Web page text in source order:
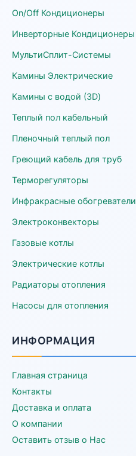
On/Off Кондиционеры
Инверторные Кондиционеры
МультиСплит-Системы
Камины Электрические
Камины с водой (3D)
Теплый пол кабельный
Пленочный теплый пол
Греющий кабель для труб
Терморегуляторы
Инфракрасные обогреватели
Электроконвекторы
Газовые котлы
Электрические котлы
Радиаторы отопления
Насосы для отопления
ИНФОРМАЦИЯ
Главная страница
Контакты
Доставка и оплата
О компании
Оставить отзыв о Нас